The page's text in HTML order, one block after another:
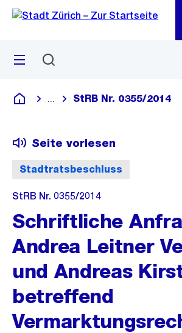
Navigation
Sprunglink
Menü
Deutsch
Blende alle Breadcrumbs ein
StRB Nr. 0355/2014
Stadtratsbeschluss
Seite vorlesen
StRB Nr. 0355/2014
Schriftliche
Andrea Leitner
und Andreas
betreffend